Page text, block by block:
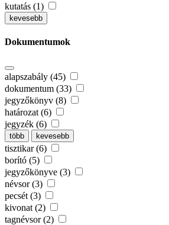
kutatás (1)
kevesebb
Dokumentumok
alapszabály (45)
dokumentum (33)
jegyzőkönyv (8)
határozat (6)
jegyzék (6)
több kevesebb
tisztikar (6)
borító (5)
jegyzőkönyve (3)
névsor (3)
pecsét (3)
kivonat (2)
tagnévsor (2)